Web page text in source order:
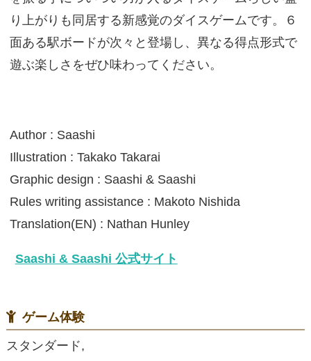
り上がりも同居する新感覚のダイスゲームです。６
面ある駅ボードが次々と登場し、異なる得点形式で
遊ぶ楽しさをぜひ味わってください。
Author : Saashi
Illustration : Takako Takarai
Graphic design : Saashi & Saashi
Rules writing assistance : Makoto Nishida
Translation(EN) : Nathan Hunley
Saashi & Saashi 公式サイト
ゲーム体験
スタンダード,